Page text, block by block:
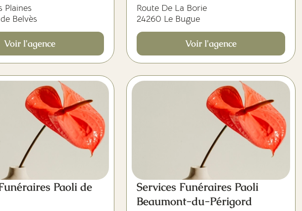
Plaines
Belvès
Voir l'agence
Route De La Borie
24260 Le Bugue
Voir l'agence
Paoli de
Services Funéraires Paoli
Beaumont-du-Périgord